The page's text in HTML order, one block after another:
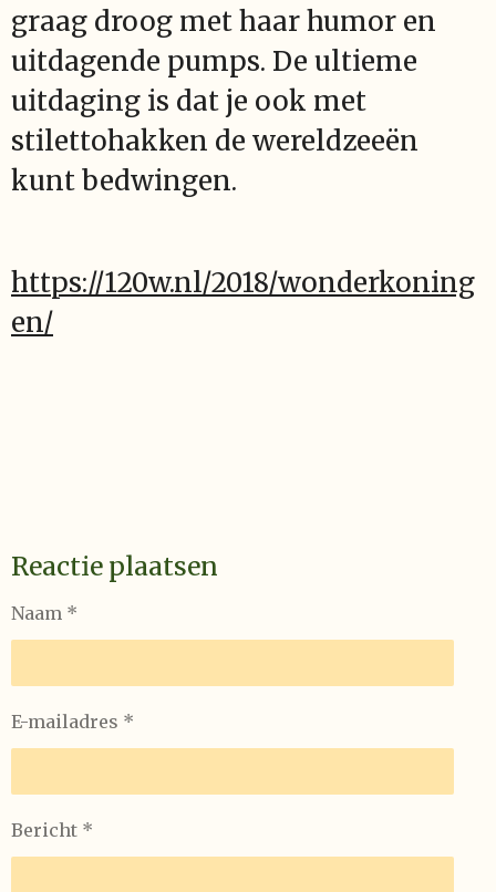
graag droog met haar humor en
uitdagende pumps. De ultieme
uitdaging is dat je ook met
stilettohakken de wereldzeeën
kunt bedwingen.
https://120w.nl/2018/wonderkoning
en/
Reactie plaatsen
Naam *
E-mailadres *
Bericht *